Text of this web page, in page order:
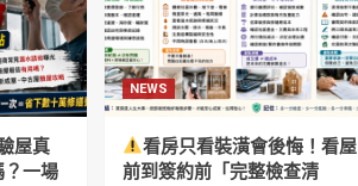
屋真
？一場
NEWS
看房只看裝潢會後悔！看屋
前到簽約前「完整檢查清